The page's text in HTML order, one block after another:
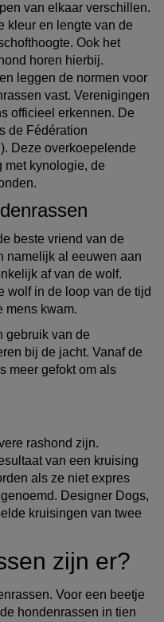
van elkaar verschillen.
kleur en lengte van de
Ook het
horen hierbij.
leggen de normen voor
vast. Verenigingen
officieel erkennen. De
de Fédération
Deze overkoepelende
met kynologie, de
beste vriend van de
namelijk al eeuwen aan
af van de wolf.
wolf in de loop van de tijd
mens kwam.
gebruik van de
bij de jacht. Vanaf de
meer gefokt om als
rashond zijn.
van een kruising
als ze niet expres
Designer Dogs,
kruisingen van twee
zijn er?
Voor een beetje
hondenrassen in tien